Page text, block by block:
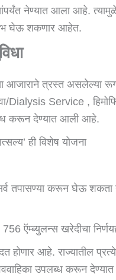
नेण्यात आला आहे.
घेऊ शकणार आहेत.
आजाराने त्रस्त असलेल्या
dialysis Service ,
करून देण्यात आली आहे.
ही विशेष योजना
तपासण्या करून घेऊ शकता
ऍम्ब्युलन्स खरेदीचा
होणार आहे. राज्यातील
उपलब्ध करून